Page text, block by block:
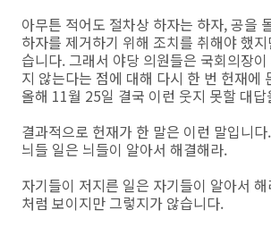
아무튼 적어도 절차상 하자는 하자, 공을
하자를 제거하기 위해 조치를 취해야 했
습니다. 그래서 야당 의원들은 국회의장
지 않는다는 점에 대해 다시 한 번 헌재에
올해 11월 25일 결국 이런 웃지 못할 대
결과적으로 헌재가 한 말은 이런 말입니
늬들 일은 늬들이 알아서 해결해라.
자기들이 저지른 일은 자기들이 알아서
처럼 보이지만 그렇지가 않습니다.